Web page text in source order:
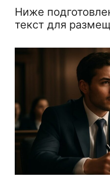
Ниже
текст для